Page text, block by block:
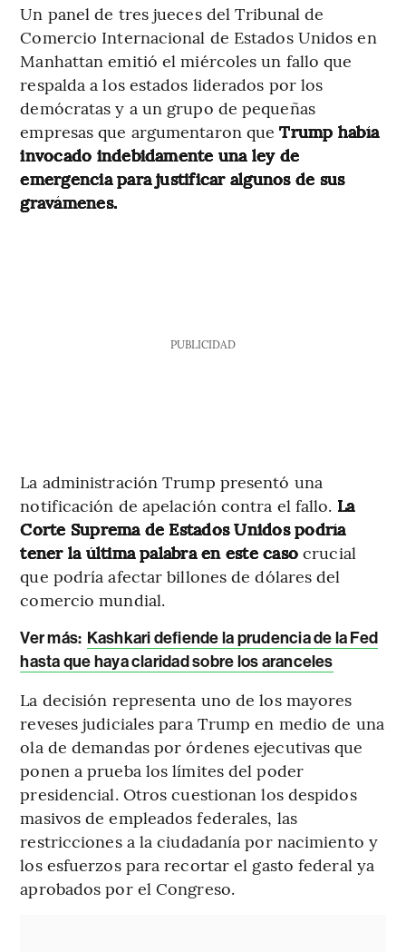
Un panel de tres jueces del Tribunal de
Comercio Internacional de Estados Unidos en
Manhattan emitió el miércoles un fallo que
respalda a los estados liderados por los
demócratas y a un grupo de pequeñas
empresas que argumentaron queTrump había
invocado indebidamente una ley de
emergencia para justificar algunos de sus
gravámenes.
PUBLICIDAD
La administración Trump presentó una
notificación de apelación contra el fallo. La
Corte Suprema de Estados Unidos podría
tener la última palabra en este caso crucial
que podría afectar billones de dólares del
comercio mundial.
Ver más: Kashkari defiende la prudencia de la Fed
hasta que haya claridad sobre los aranceles
La decisión representa uno de los mayores
reveses judiciales para Trump en medio de una
ola de demandas por órdenes ejecutivas que
ponen a prueba los límites del poder
presidencial. Otros cuestionan los despidos
masivos de empleados federales, las
restricciones a la ciudadanía por nacimiento y
los esfuerzos para recortar el gasto federal ya
aprobados por el Congreso.